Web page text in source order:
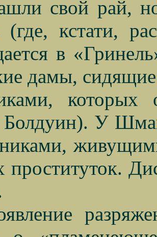
свой рай,
(где, кстати,
в
дамы,
Болдуин). У
проституток.